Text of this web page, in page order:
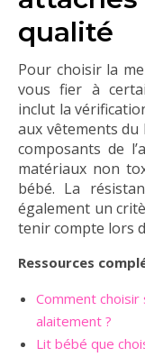
qualité
Pour choisir la
vous fier à
inclut la
aux vêtements du
composants de
matériaux non
bébé. La
également un
tenir compte lors
Ressources
Comment
alaitement ?
Lit bébé que